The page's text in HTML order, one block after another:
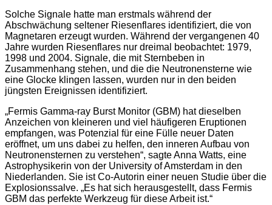
Solche Signale hatte man erstmals während der
Abschwächung seltener Riesenflares identifiziert, die von
Magnetaren erzeugt wurden. Während der vergangenen 40
Jahre wurden Riesenflares nur dreimal beobachtet: 1979,
1998 und 2004. Signale, die mit Sternbeben in
Zusammenhang stehen, und die die Neutronensterne wie
eine Glocke klingen lassen, wurden nur in den beiden
jüngsten Ereignissen identifiziert.
„Fermis Gamma-ray Burst Monitor (GBM) hat dieselben
Anzeichen von kleineren und viel häufigeren Eruptionen
empfangen, was Potenzial für eine Fülle neuer Daten
eröffnet, um uns dabei zu helfen, den inneren Aufbau von
Neutronensternen zu verstehen“, sagte Anna Watts, eine
Astrophysikerin von der University of Amsterdam in den
Niederlanden. Sie ist Co-Autorin einer neuen Studie über die
Explosionssalve. „Es hat sich herausgestellt, dass Fermis
GBM das perfekte Werkzeug für diese Arbeit ist.“